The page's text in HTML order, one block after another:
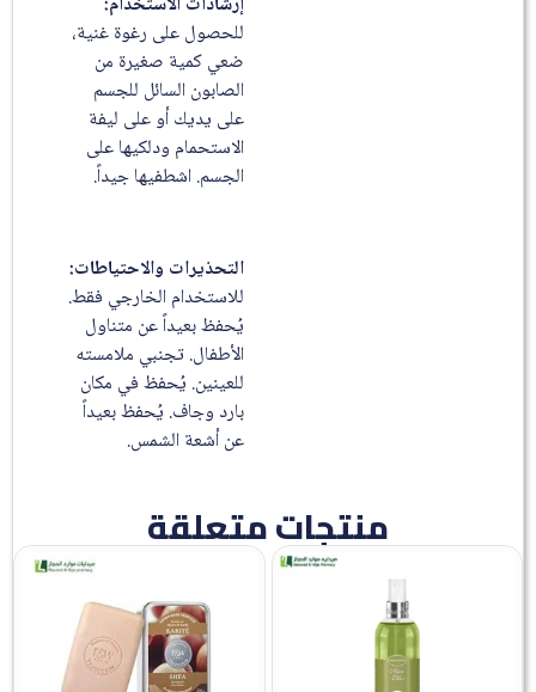
للحصول على رغوة غنية،
ضعي كمية صغيرة من
الصابون السائل للجسم
على يديك أو على ليفة
الاستحمام ودلكيها على
الجسم. اشطفيها جيداً.
التحذيرات والاحتياطات:
للاستخدام الخارجي فقط.
يُحفظ بعيداً عن متناول
الأطفال. تجنبي ملامسته
للعينين. يُحفظ في مكان
بارد وجاف. يُحفظ بعيداً
عن أشعة الشمس.
منتجات متعلقة